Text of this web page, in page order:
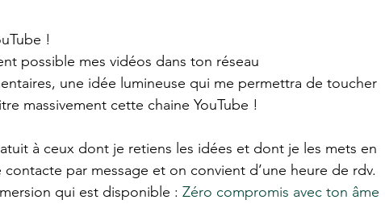
!
possible mes vidéos dans ton réseau
une idée lumineuse qui me permettra de toucher
massivement cette chaine YouTube !
à ceux dont je retiens les idées et dont je les mets en
par message et on convient d’une heure de rdv.
qui est disponible : Zéro compromis avec ton âme